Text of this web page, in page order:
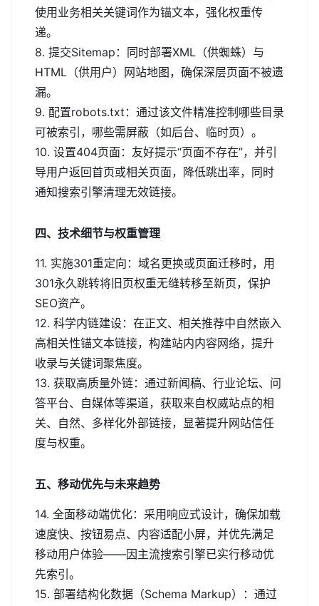
使用业务相关关键词作为锚文本，强化权重传
递。
8. 提交Sitemap：同时部署XML（供蜘蛛）与
HTML（供用户）网站地图，确保深层页面不被遗
漏。
9. 配置robots.txt：通过该文件精准控制哪些目录
可被索引，哪些需屏蔽（如后台、临时页）。
10. 设置404页面：友好提示“页面不存在”，并引
导用户返回首页或相关页面，降低跳出率，同时
通知搜索引擎清理无效链接。
四、技术细节与权重管理
11. 实施301重定向：域名更换或页面迁移时，用
301永久跳转将旧页权重无缝转移至新页，保护
SEO资产。
12. 科学内链建设：在正文、相关推荐中自然嵌入
高相关性锚文本链接，构建站内内容网络，提升
收录与关键词聚焦度。
13. 获取高质量外链：通过新闻稿、行业论坛、问
答平台、自媒体等渠道，获取来自权威站点的相
关、自然、多样化外部链接，显著提升网站信任
度与权重。
五、移动优先与未来趋势
14. 全面移动端优化：采用响应式设计，确保加载
速度快、按钮易点、内容适配小屏，并优先满足
移动用户体验——因主流搜索引擎已实行移动优
先索引。
15. 部署结构化数据（Schema Markup）：通过